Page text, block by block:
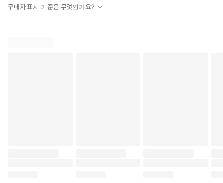
구매자 표시 기준은 무엇인가요?